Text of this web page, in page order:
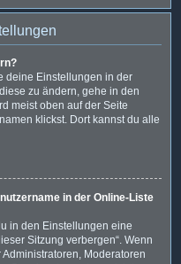
deine Einstellungen in der
zu ändern, gehe in den
meist oben auf der Seite
klickst. Dort kannst du alle
in der Online-Liste
in den Einstellungen eine
Sitzung verbergen“. Wenn
Moderatoren